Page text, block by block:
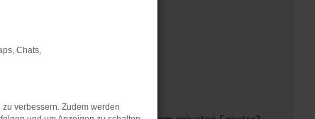
Chats,
verbessern. Zudem werden